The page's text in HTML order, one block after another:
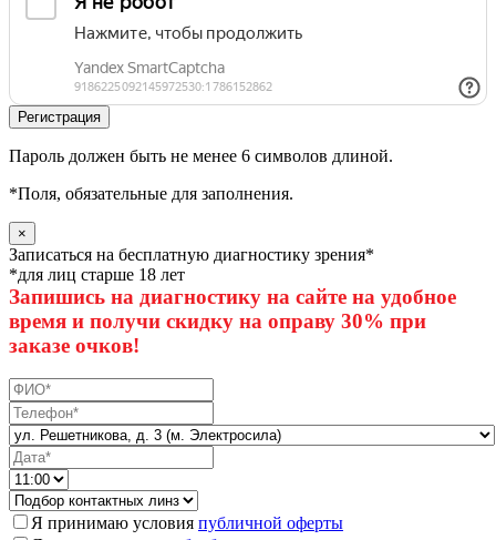
Пароль должен быть не менее 6 символов длиной.
*Поля, обязательные для заполнения.
×
Записаться на бесплатную диагностику зрения*
*для лиц старше 18 лет
Запишись на диагностику на сайте на удобное
время и получи скидку на оправу 30% при
заказе очков!
Я принимаю условия публичной оферты